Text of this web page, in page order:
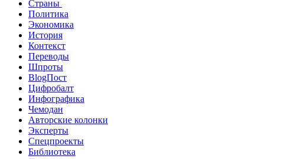
Страны
Политика
Экономика
История
Контекст
Переводы
Шпроты
BlogПост
Цифробалт
Инфографика
Чемодан
Авторские колонки
Эксперты
Спецпроекты
Библиотека